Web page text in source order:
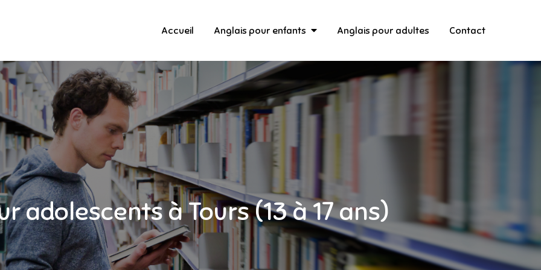
Accueil Anglais pour enfants Anglais pour adultes Contact
adolescents à Tours (13 à 17 ans)